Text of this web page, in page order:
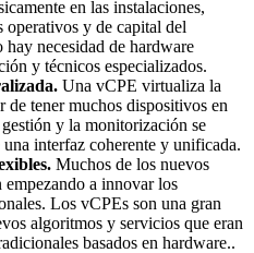
en las instalaciones,
operativos y de capital del
necesidad de hardware
y técnicos especializados.
Una vCPE virtualiza la
de tener muchos dispositivos en
y la monitorización se
interfaz coherente y unificada.
Muchos de los nuevos
a innovar los
Los vCPEs son una gran
algoritmos y servicios que eran
basados en hardware..